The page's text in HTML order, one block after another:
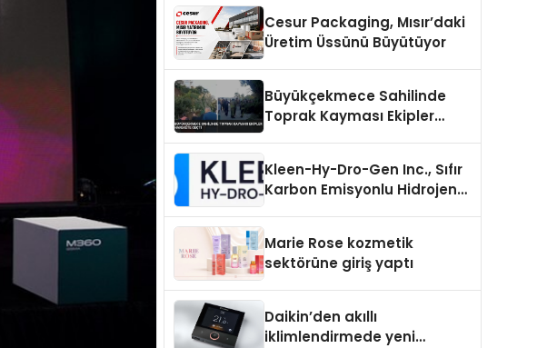
Cesur Packaging, Mısır’daki
Üretim Üssünü Büyütüyor
Büyükçekmece Sahilinde
Toprak Kayması Ekipler
Kleen-Hy-Dro-Gen Inc., Sıfır
Karbon Emisyonlu Hidrojen
Aldı
Marie Rose kozmetik
sektörüne giriş yaptı
Daikin’den akıllı
iklimlendirmede yeni